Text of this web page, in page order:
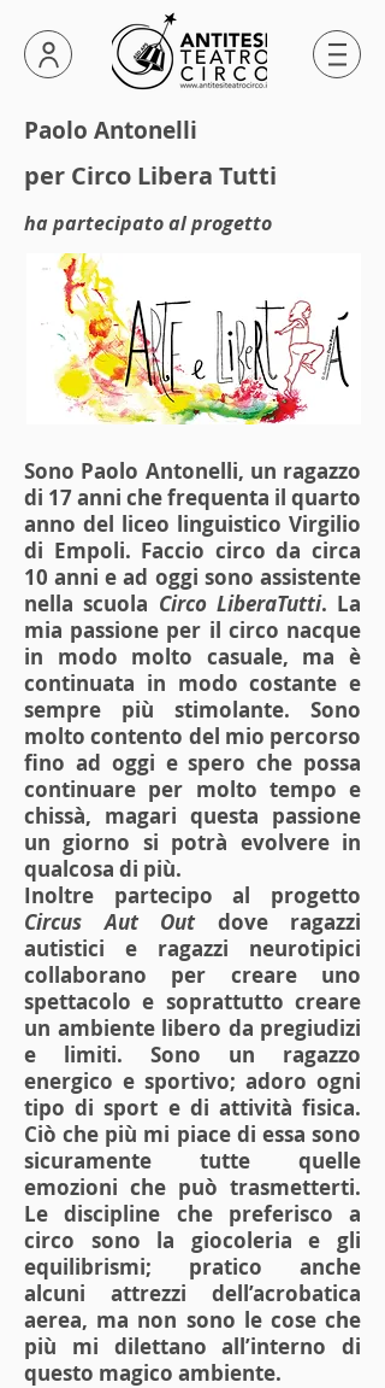
Paolo Antonelli
per Circo Libera Tutti
ha partecipato al progetto
Sono Paolo Antonelli, un ragazzo
di 17 anni che frequenta il quarto
anno del liceo linguistico Virgilio
di Empoli. Faccio circo da circa
10 anni e ad oggi sono assistente
nella scuola Circo LiberaTutti. La
mia passione per il circo nacque
in modo molto casuale, ma è
continuata in modo costante e
sempre più stimolante. Sono
molto contento del mio percorso
fino ad oggi e spero che possa
continuare per molto tempo e
chissà, magari questa passione
un giorno si potrà evolvere in
qualcosa di più.
Inoltre partecipo al progetto
Circus Aut Outdove ragazzi
autistici e ragazzi neurotipici
collaborano per creare uno
spettacolo e soprattutto creare
un ambiente libero da pregiudizi
e limiti. Sono un ragazzo
energico e sportivo; adoro ogni
tipo di sport e di attività fisica.
Ciò che più mi piace di essa sono
sicuramente tutte quelle
emozioni che può trasmetterti.
Le discipline che preferisco a
circo sono la giocoleria e gli
equilibrismi; pratico anche
alcuni attrezzi dell’acrobatica
aerea, ma non sono le cose che
più mi dilettano all’interno di
questo magico ambiente.